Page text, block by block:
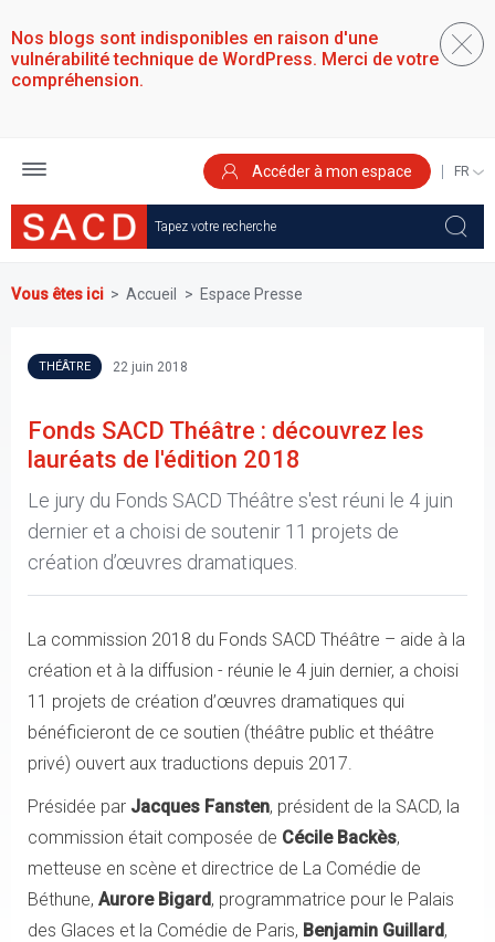
au
contenu
principal
Nos blogs sont indisponibles en raison d'une
vulnérabilité technique de WordPress. Merci de votre
compréhension.
Accéder à mon espace
YOUR
Vous êtes ici Accueil Espace Presse
THÉÂTRE 22 juin 2018
Fonds SACD Théâtre : découvrez les
lauréats de l'édition 2018
Le jury du Fonds SACD Théâtre s'est réuni le 4 juin
dernier et a choisi de soutenir 11 projets de
création d’œuvres dramatiques.
La commission 2018 du Fonds SACD Théâtre – aide à la
création et à la diffusion - réunie le 4 juin dernier, a choisi
11 projets de création d’œuvres dramatiques qui
bénéficieront de ce soutien (théâtre public et théâtre
privé) ouvert aux traductions depuis 2017.
Présidée par Jacques Fansten, président de la SACD, la
commission était composée de Cécile Backès,
metteuse en scène et directrice de La Comédie de
Béthune, Aurore Bigard, programmatrice pour le Palais
des Glaces et la Comédie de Paris, Benjamin Guillard,